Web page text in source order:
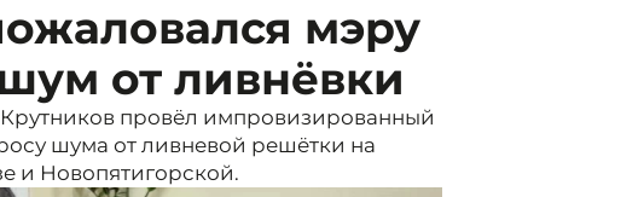
мэру
от ливнёвки
провёл импровизированный
шума от ливневой решётки на
и Новопятигорской.